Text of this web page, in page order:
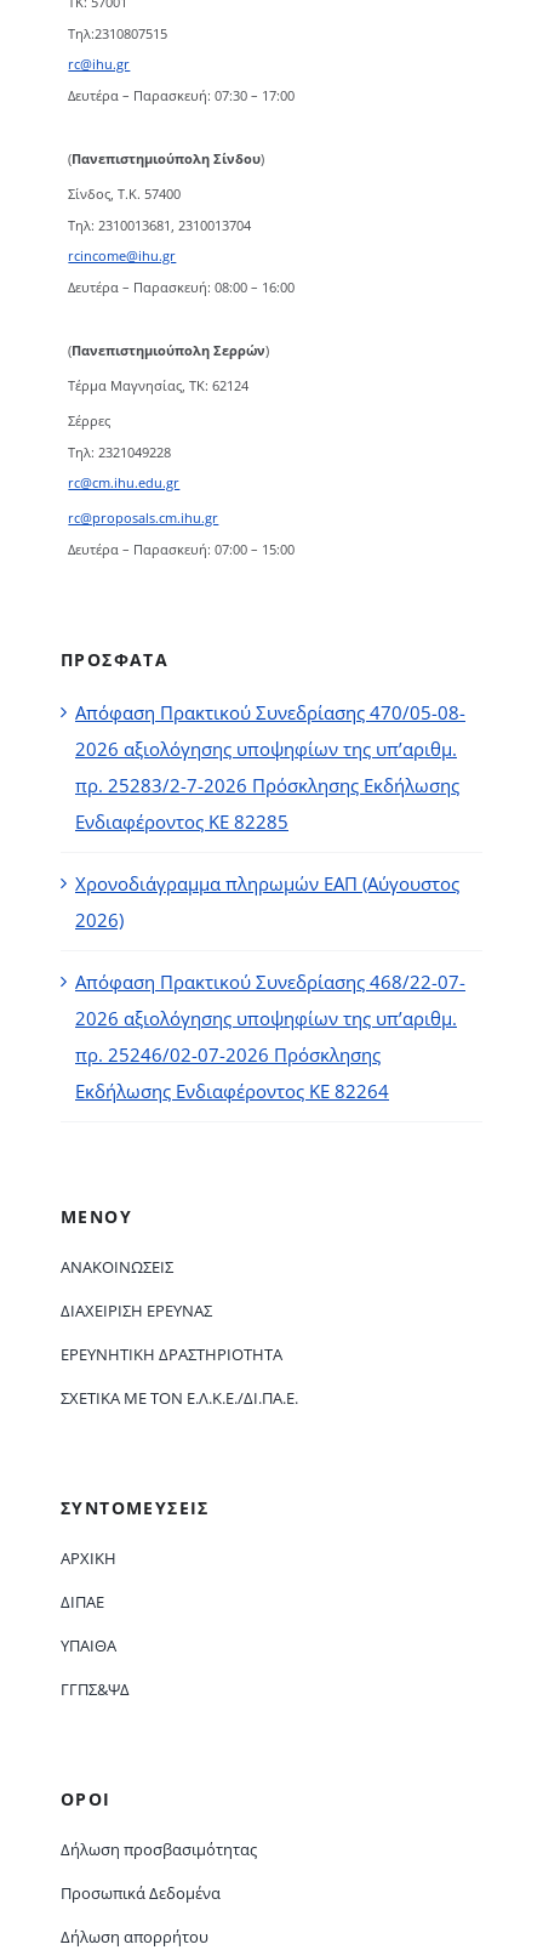
Τηλ:2310807515
rc@ihu.gr
Δευτέρα – Παρασκευή: 07:30 – 17:00
(Πανεπιστημιούπολη Σίνδου)
Σίνδος, Τ.Κ. 57400
Τηλ: 2310013681, 2310013704
rcincome@ihu.gr
Δευτέρα – Παρασκευή: 08:00 – 16:00
(Πανεπιστημιούπολη Σερρών)
Τέρμα Μαγνησίας, ΤΚ: 62124
Σέρρες
Τηλ: 2321049228
rc@cm.ihu.edu.gr
rc@proposals.cm.ihu.gr
Δευτέρα – Παρασκευή: 07:00 – 15:00
ΠΡΟΣΦΑΤΑ
Απόφαση Πρακτικού Συνεδρίασης 470/05-08-
2026 αξιολόγησης υποψηφίων της υπ’αριθμ.
πρ. 25283/2-7-2026 Πρόσκλησης Εκδήλωσης
Ενδιαφέροντος ΚΕ 82285
Χρονοδιάγραμμα πληρωμών ΕΑΠ (Αύγουστος
2026)
Απόφαση Πρακτικού Συνεδρίασης 468/22-07-
2026 αξιολόγησης υποψηφίων της υπ’αριθμ.
πρ. 25246/02-07-2026 Πρόσκλησης
Εκδήλωσης Ενδιαφέροντος ΚΕ 82264
ΜΕΝΟΥ
ΑΝΑΚΟΙΝΏΣΕΙΣ
ΔΙΑΧΕΊΡΙΣΗ ΈΡΕΥΝΑΣ
ΕΡΕΥΝΗΤΙΚΉ ΔΡΑΣΤΗΡΙΌΤΗΤΑ
ΣΧΕΤΙΚΆ ΜΕ ΤΟΝ Ε.Λ.Κ.Ε./ΔΙ.ΠΑ.Ε.
ΣΥΝΤΟΜΕΥΣΕΙΣ
ΑΡΧΙΚΗ
ΔΙΠΑΕ
ΥΠΑΙΘΑ
ΓΓΠΣ&ΨΔ
ΟΡΟΙ
Δήλωση προσβασιμότητας
Προσωπικά Δεδομένα
Δήλωση απορρήτου